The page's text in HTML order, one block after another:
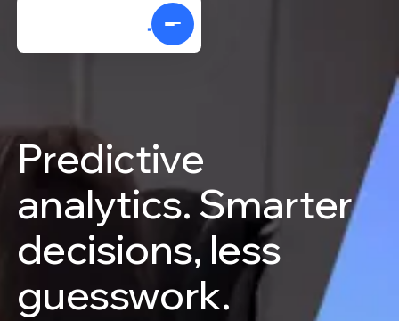
Predictive
analytics.Smarter
decisions, less
guesswork.